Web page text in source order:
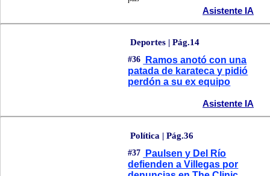
Asistente IA
Deportes | Pág.14
#36
Ramos anotó con una
patada de karateca y pidió
perdón a su ex equipo
Asistente IA
Política | Pág.36
#37
Paulsen y Del Río
defienden a Villegas por